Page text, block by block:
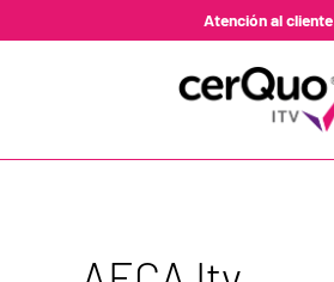
Atención al cliente